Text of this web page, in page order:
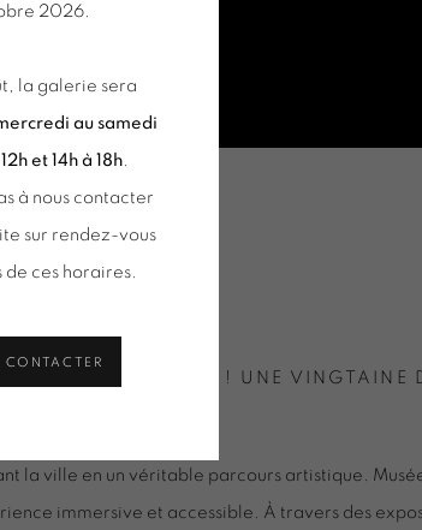
2025
TOUT L'ÉTÉ 2025 ! UNE VINGTAINE
la ville en un véritable parcours artistique.
immersive et accessible. À travers des
2026.
la galerie sera
au samedi
et 14h à 18h.
à nous contacter
sur rendez-vous
de ces horaires.
CONTACTER